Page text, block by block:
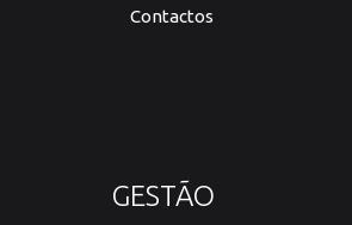
Contactos
GESTÃO